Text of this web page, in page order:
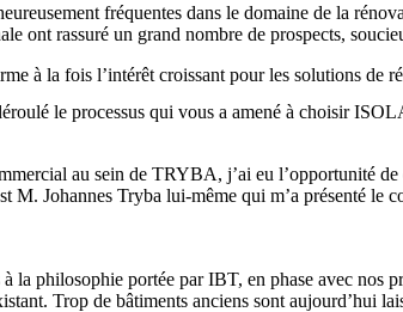
fréquentes dans le domaine de la
ont rassuré un grand nombre de prospects,
à la fois l’intérêt croissant pour les solutions
le processus qui vous a amené à choisir
au sein de TRYBA, j’ai eu l’opportunité
M. Johannes Tryba lui-même qui m’a présenté
la philosophie portée par IBT, en phase avec
Trop de bâtiments anciens sont aujourd’hui